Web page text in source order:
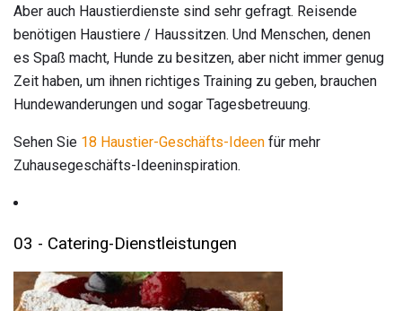
Aber auch Haustierdienste sind sehr gefragt. Reisende
benötigen Haustiere / Haussitzen. Und Menschen, denen
es Spaß macht, Hunde zu besitzen, aber nicht immer genug
Zeit haben, um ihnen richtiges Training zu geben, brauchen
Hundewanderungen und sogar Tagesbetreuung.
Sehen Sie 18 Haustier-Geschäfts-Ideen für mehr
Zuhausegeschäfts-Ideeninspiration.
03 - Catering-Dienstleistungen